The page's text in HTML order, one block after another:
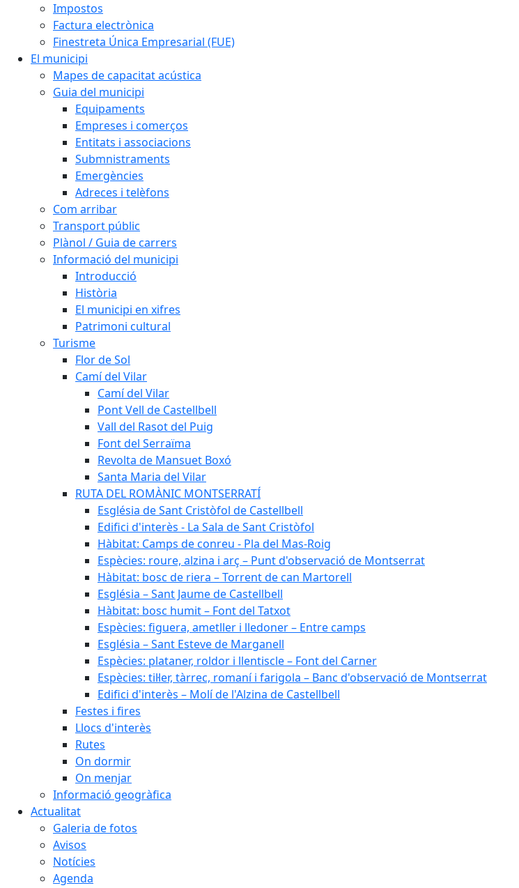
Impostos
Factura electrònica
Finestreta Única Empresarial (FUE)
El municipi
Mapes de capacitat acústica
Guia del municipi
Equipaments
Empreses i comerços
Entitats i associacions
Submnistraments
Emergències
Adreces i telèfons
Com arribar
Transport públic
Plànol / Guia de carrers
Informació del municipi
Introducció
Història
El municipi en xifres
Patrimoni cultural
Turisme
Flor de Sol
Camí del Vilar
Camí del Vilar
Pont Vell de Castellbell
Vall del Rasot del Puig
Font del Serraïma
Revolta de Mansuet Boxó
Santa Maria del Vilar
RUTA DEL ROMÀNIC MONTSERRATÍ
Església de Sant Cristòfol de Castellbell
Edifici d'interès - La Sala de Sant Cristòfol
Hàbitat: Camps de conreu - Pla del Mas-Roig
Espècies: roure, alzina i arç – Punt d'observació de Montserrat
Hàbitat: bosc de riera – Torrent de can Martorell
Església – Sant Jaume de Castellbell
Hàbitat: bosc humit – Font del Tatxot
Espècies: figuera, ametller i lledoner – Entre camps
Església – Sant Esteve de Marganell
Espècies: plataner, roldor i llentiscle – Font del Carner
Espècies: til·ler, tàrrec, romaní i farigola – Banc d'observació de Montserrat
Edifici d'interès – Molí de l'Alzina de Castellbell
Festes i fires
Llocs d'interès
Rutes
On dormir
On menjar
Informació geogràfica
Actualitat
Galeria de fotos
Avisos
Notícies
Agenda